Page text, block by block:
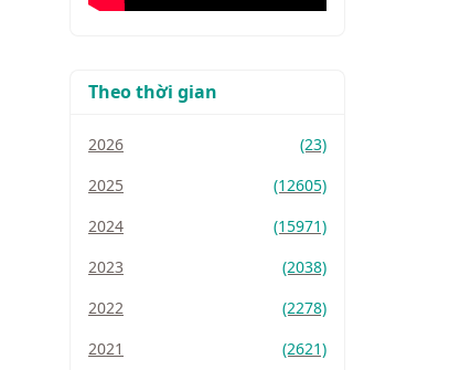
Theo thời gian
2026
(23)
2025
(12605)
2024
(15971)
2023
(2038)
2022
(2278)
2021
(2621)